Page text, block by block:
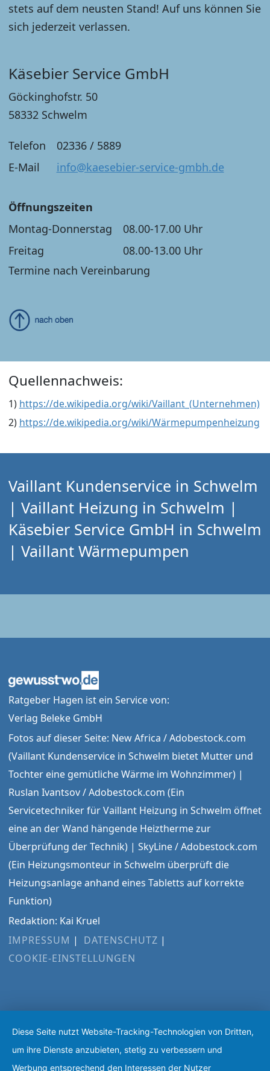
stets auf dem neusten Stand! Auf uns können Sie
sich jederzeit verlassen.
Käsebier Service GmbH
Göckinghofstr. 50
58332 Schwelm
Telefon
02336 / 5889
E-Mail
info@kaesebier-service-gmbh.de
Öffnungszeiten
Montag-Donnerstag
08.00-17.00 Uhr
Freitag
08.00-13.00 Uhr
Termine nach Vereinbarung
Quellennachweis:
1) https://de.wikipedia.org/wiki/Vaillant_(Unternehmen)
2) https://de.wikipedia.org/wiki/Wärmepumpenheizung
Vaillant Kundenservice in Schwelm
| Vaillant Heizung in Schwelm |
Käsebier Service GmbH in Schwelm
| Vaillant Wärmepumpen
Ratgeber Hagen ist ein Service von:
Verlag Beleke GmbH
Fotos auf dieser Seite: New Africa / Adobestock.com
(Vaillant Kundenservice in Schwelm bietet Mutter und
Tochter eine gemütliche Wärme im Wohnzimmer) |
Ruslan Ivantsov / Adobestock.com (Ein
Servicetechniker für Vaillant Heizung in Schwelm öffnet
eine an der Wand hängende Heiztherme zur
Überprüfung der Technik) | SkyLine / Adobestock.com
(Ein Heizungsmonteur in Schwelm überprüft die
Heizungsanlage anhand eines Tabletts auf korrekte
Funktion)
Redaktion: Kai Kruel
IMPRESSUM
DATENSCHUTZ
COOKIE-EINSTELLUNGEN
Diese Seite nutzt Website-Tracking-Technologien von Dritten,
um ihre Dienste anzubieten, stetig zu verbessern und
Werbung entsprechend den Interessen der Nutzer